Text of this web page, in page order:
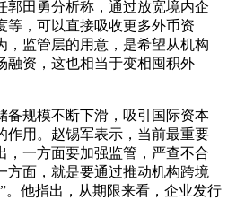
郭田勇分析称，通过放宽境内企
等，可以直接吸收更多外币资
，监管层的用意，是希望从机构
融资，这也相当于变相囤积外
规模不断下滑，吸引国际资本
作用。赵锡军表示，当前最重要
，一方面要加强监管，严查不合
方面，就是要通过推动机构跨境
。他指出，从期限来看，企业发行